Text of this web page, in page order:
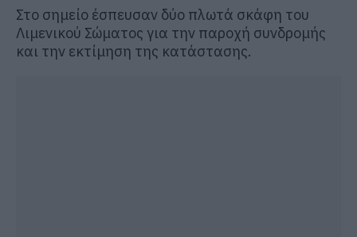
Στο σημείο έσπευσαν δύο πλωτά σκάφη του
Λιμενικού Σώματος για την παροχή συνδρομής
και την εκτίμηση της κατάστασης.